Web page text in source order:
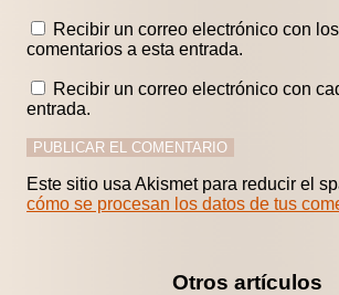
Recibir un correo electrónico con
comentarios a esta entrada.
Recibir un correo electrónico con
entrada.
Este sitio usa Akismet para reducir el
cómo se procesan los datos de tus
Otros artículos